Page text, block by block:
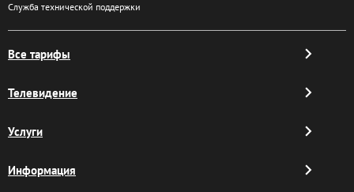
Служба технической поддержки
Все тарифы
Телевидение
Услуги
Информация